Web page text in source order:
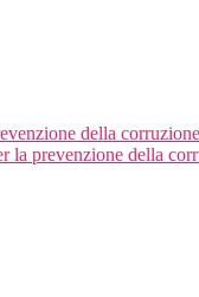
della
la prevenzione della